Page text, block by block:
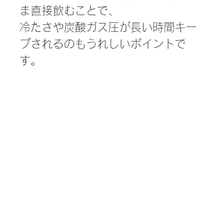
ま直接飲むことで、
冷たさや炭酸ガス圧が長い時間キー
プされるのもうれしいポイントで
す。